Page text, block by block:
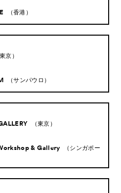
ラム
（香港）
東京）
（サンパウロ）
（東京）
& Gallery
（シンガポー